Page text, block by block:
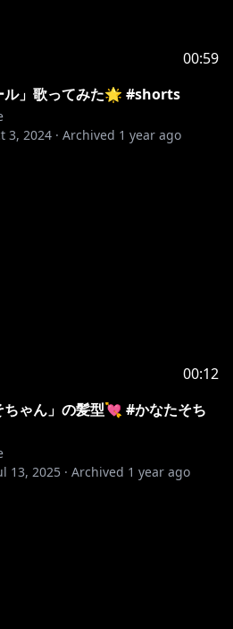
00:59
ル」歌ってみた🌟 #shorts
3, 2024 · Archived 1 year ago
00:12
ちゃん」の髪型💘 #かなたそち
13, 2025 · Archived 1 year ago